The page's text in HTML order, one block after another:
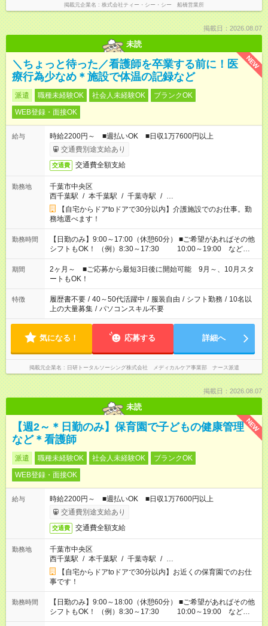
掲載元企業名 株式会社ティー・シー・シー 船橋営業所
掲載日：2026.08.07
未読
NEW
＼ちょっと待った／看護師を卒業する前に！医
療行為少なめ＊施設で体温の記録など
派遣 職種未経験OK 社会人未経験OK
ブランクOK
WEB登録・面接OK
給与
時給2200円～ ■週払いOK ■日収1万7600円以上
交通費別途支給あり
交通費 交通費全額支給
勤務地
千葉市中央区
西千葉駅 / 本千葉駅 / 千葉寺駅 / …
【自宅からドアtoドアで30分以内】介護施設でのお仕事。勤
務地選べます！
勤務時間
【日勤のみ】9:00～17:00（休憩60分） ■ご希望があればその他
シフトもOK！ （例）8:30～17:30 10:00～19:00 など
「家族とお休みを合わせたい」 「できれば残業はしたくない」
など、あなたのご希望に沿ったお仕事をご紹介します！ ※Wワ
ーク希望の方へ 今ご覧のお仕事で希望する勤務時間と、もう1つ
のお仕事の勤務時間。 合計で週40時間を超える場合は応募でき
ません
期間
2ヶ月～ ■ご応募から最短3日後に開始可能 9月～、10月スタ
ートもOK！
特徴 履歴書不要 / 40～50代活躍中 / 服装自由 / シフト勤務 / 10名以
上の大量募集 / パソコンスキル不要
気になる！ 応募する 詳細へ
掲載元企業名 日研トータルソーシング株式会社 メディカルケア事業部 ナース派遣
掲載日：2026.08.07
未読
NEW
【週2～＊日勤のみ】保育園で子どもの健康管理
など＊看護師
派遣 職種未経験OK 社会人未経験OK
ブランクOK
WEB登録・面接OK
給与
時給2200円～ ■週払いOK ■日収1万7600円以上
交通費別途支給あり
交通費 交通費全額支給
勤務地
千葉市中央区
西千葉駅 / 本千葉駅 / 千葉寺駅 / …
【自宅からドアtoドアで30分以内】お近くの保育園でのお仕
事です！
勤務時間
【日勤のみ】9:00～18:00（休憩60分） ■ご希望があればその他
シフトもOK！ （例）8:30～17:30 10:00～19:00 など
「家族とお休みを合わせたい」 「余裕を持って夕飯の準備がし